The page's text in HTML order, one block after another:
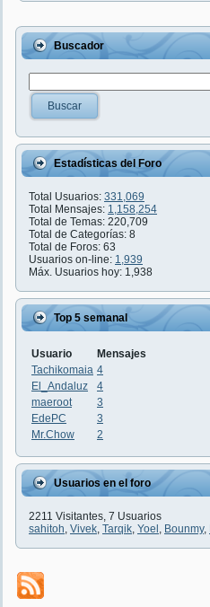
Buscador
Buscar
Estadísticas del Foro
Total Usuarios: 331,069
Total Mensajes: 1,158,254
Total de Temas: 220,709
Total de Categorías: 8
Total de Foros: 63
Usuarios on-line: 1,939
Máx. Usuarios hoy: 1,938
Top 5 semanal
Usuario
Mensajes
Tachikomaia 4
El_Andaluz
4
maeroot
3
EdePC
3
Mr.Chow
2
Usuarios en el foro
2211 Visitantes, 7 Usuarios
sahitoh, Vivek, Tarqik, Yoel , Bounmy,